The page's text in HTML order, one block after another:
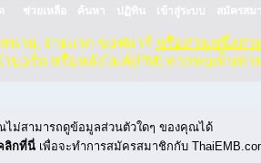
ช่วยเหลือ ค้นหา ปฏิทิน เข้าสู่ระบบ สมัครสม
น่าย, จ่ายแจก ซอฟแวร์ หรือส่วนหนึ่งส่ว
บอร์ด หรือหลังไมค์(PM) หากพบเห็นท่า
ไม่สามารถดูข้อมูลส่วนตัวใดๆ ของคุณได้
ลิกที่นี่ เพื่อจะทำการสมัครสมาชิกกับ